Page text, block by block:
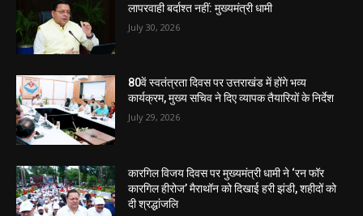
लापरवाही बर्दाश्त नहीं: मुख्यमंत्री धामी
July 30, 2026
80वें स्वतंत्रता दिवस पर उत्तराखंड में होंगे भव्य
कार्यक्रम, मुख्य सचिव ने दिए व्यापक तैयारियों के निर्देश
July 29, 2026
कारगिल विजय दिवस पर मुख्यमंत्री धामी ने ‘रन फॉर
कारगिल हीरोज’ मैराथॉन को दिखाई हरी झंडी, शहीदों को
दी श्रद्धांजलि